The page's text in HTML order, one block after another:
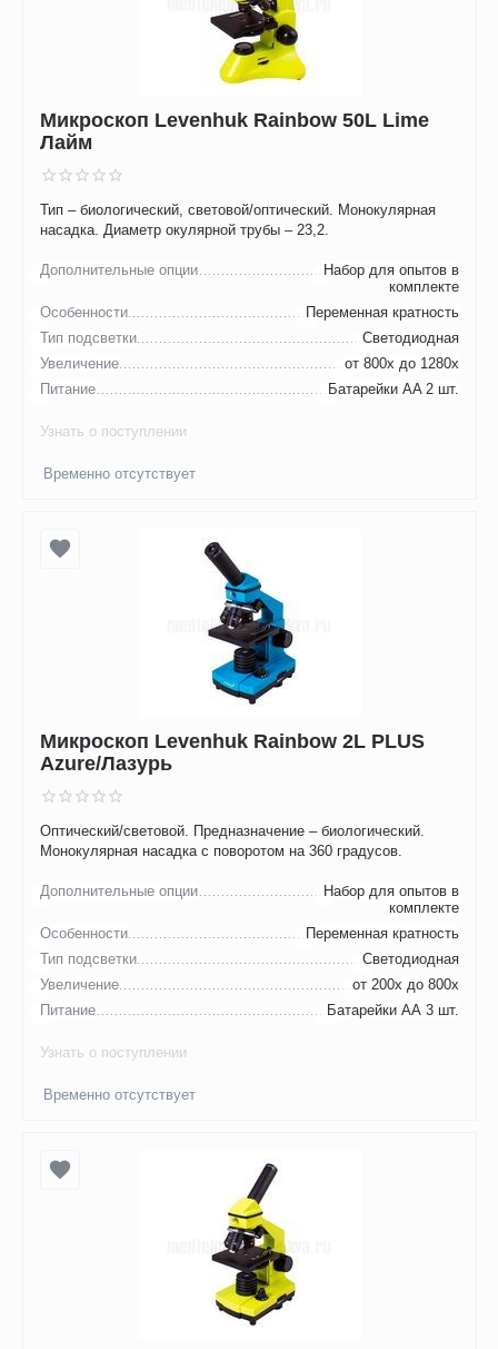
Микроскоп Levenhuk Rainbow 50L Lime
Лайм
Тип – биологический, световой/оптический. Монокулярная
насадка. Диаметр окулярной трубы – 23,2.
Дополнительные опции
Набор для опытов в
комплекте
Особенности
Переменная кратность
Тип подсветки
Светодиодная
Увеличение
от 800х до 1280х
Питание
Батарейки AA 2 шт.
Узнать о поступлении
Временно отсутствует
Микроскоп Levenhuk Rainbow 2L PLUS
Azure/Лазурь
Оптический/световой. Предназначение – биологический.
Монокулярная насадка с поворотом на 360 градусов.
Дополнительные опции
Набор для опытов в
комплекте
Особенности
Переменная кратность
Тип подсветки
Светодиодная
Увеличение
от 200х до 800х
Питание
Батарейки АА 3 шт.
Узнать о поступлении
Временно отсутствует